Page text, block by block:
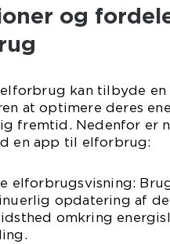
og
kan tilbyde
at optimere deres
fremtid. Nedenfor er
en app til elforbrug:
elforbrugsvisning:
opdatering af
omkring